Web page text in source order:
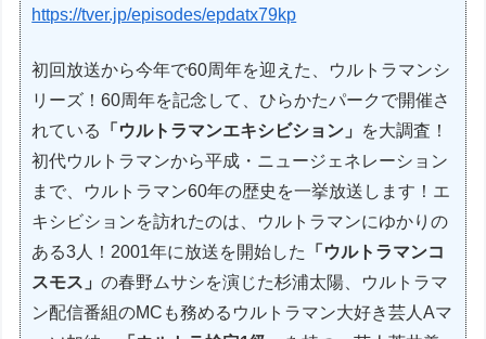
https://tver.jp/episodes/epdatx79kp
初回放送から今年で60周年を迎えた、ウルトラマンシ
リーズ！60周年を記念して、ひらかたパークで開催さ
れている
「ウルトラマンエキシビション」
を大調査！
初代ウルトラマンから平成・ニュージェネレーション
まで、ウルトラマン60年の歴史を一挙放送します！エ
キシビションを訪れたのは、ウルトラマンにゆかりの
ある3人！2001年に放送を開始した
「ウルトラマンコ
スモス」の春野ムサシを演じた杉浦太陽、ウルトラマ
ン配信番組のMCも務めるウルトラマン大好き芸人Aマ